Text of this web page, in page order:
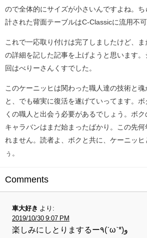
ので全体的にサイズが小さいんですよね。
計された背面テーブルはC-Classicに流用不可
これで一応取り付けは完了しましたけど、ま
の詳細を記した記事を上げようと思います
回はべりーさんくすでした。
このケーニッヒは関わった職人達の技術と魂
と、でも確実に復活を遂げていってます。
くの職人と出会う必要があるでしょう。ボ
キャラバンはまだ始まったばかり。この先
れません。読者よ、ボクと共に、ケーニッ
ぅ。
Comments
車大好き より:
2019/10/30 9:07 PM
楽しみにしとりまするー٩(ˊωˋ*)و